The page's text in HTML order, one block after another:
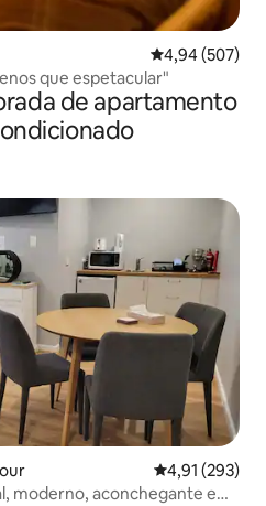
4,94 de uma
4,94 (507)
"Nada menos que espetacular"
de apartamento
4,91 de uma
4,91 (293)